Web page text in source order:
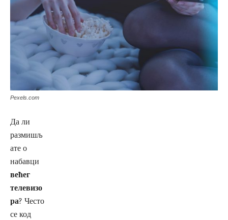
Pexels.com
Да ли
размишљ
ате о
набавци
већег
телевизо
ра? Често
се код